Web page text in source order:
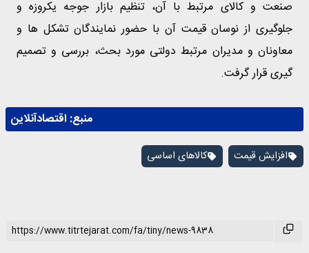
صنعت و کالای مرتبط با آن، تنظیم بازار جوجه یکروزه و
جلوگیری از نوسان قیمت آن با حضور نمایندگان تشکل ها و
معاونان و مدیران مرتبط دولتی مورد بحث، بررسی و تصمیم
گیری قرار گرفت.
منبع: اقتصادآنلاین
افزایش قیمت کالاهای اساسی